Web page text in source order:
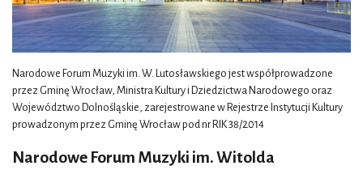
Narodowe Forum Muzyki im. W. Lutosławskiego jest współprowadzone
przez Gminę Wrocław, Ministra Kultury i Dziedzictwa Narodowego oraz
Województwo Dolnośląskie, zarejestrowane w Rejestrze Instytucji Kultury
prowadzonym przez Gminę Wrocław pod nr RIK 38/2014
Narodowe Forum Muzyki im. Witolda